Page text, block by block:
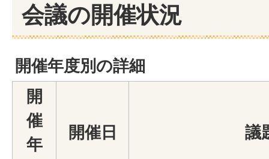
会議の開催状況
開催年度別の詳細
開
催
年
開催日 議